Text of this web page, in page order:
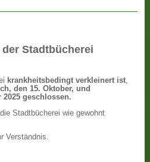
der Stadtbücherei
krankheitsbedingt verkleinert ist,
den 15. Oktober, und
2025 geschlossen.
Stadtbücherei wie gewohnt
Verständnis.